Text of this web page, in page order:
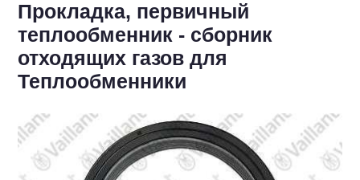
Прокладка, первичный
теплообменник - сборник
отходящих газов для
Теплообменники